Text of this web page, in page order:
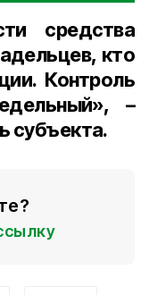
средства
кто
Контроль
–
субъекта.